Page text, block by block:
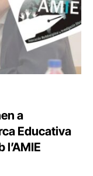
a
Educativa